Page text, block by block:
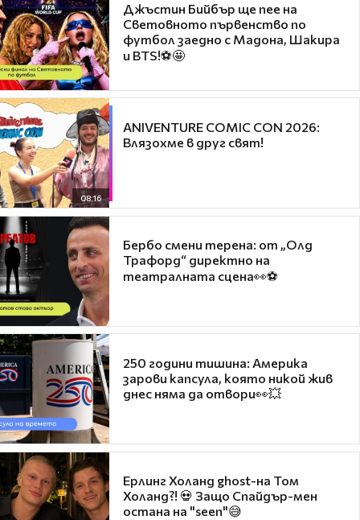
Джъстин Бийбър ще пее на
Световното първенство по
футбол заедно с Мадона, Шакира
и BTS!⚽🤩
08:16
ANIVENTURE COMIC CON 2026:
Влязохме в друг свят!
Бербо смени терена: от „Олд
Трафорд“ директно на
театралната сцена👀⚽
250 години тишина: Америка
зарови капсула, която никой жив
днес няма да отвори👀💥
Ерлинг Холанд ghost-на Том
Холанд?! 💀 Защо Спайдър-мен
остана на "seen"😅